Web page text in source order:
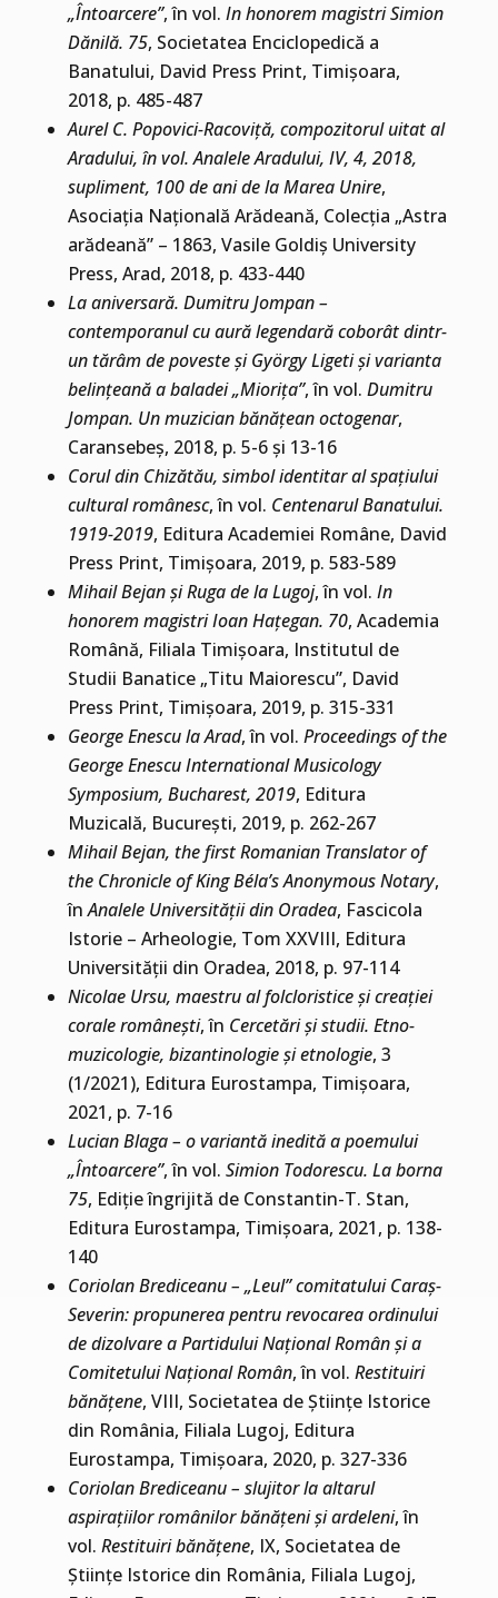
„Întoarcere”, în vol. In honorem magistri Simion
Dănilă. 75, Societatea Enciclopedică a
Banatului, David Press Print, Timișoara,
2018, p. 485-487
Aurel C. Popovici-Racoviță, compozitorul uitat al
Aradului, în vol. Analele Aradului, IV, 4, 2018,
supliment, 100 de ani de la Marea Unire,
Asociația Națională Arădeană, Colecția „Astra
arădeană” – 1863, Vasile Goldiș University
Press, Arad, 2018, p. 433-440
La aniversară. Dumitru Jompan –
contemporanul cu aură legendară coborât dintr-
un tărâm de poveste și György Ligeti și varianta
belințeană a baladei „Miorița”, în vol. Dumitru
Jompan. Un muzician bănățean octogenar,
Caransebeș, 2018, p. 5-6 și 13-16
Corul din Chizătău, simbol identitar al spațiului
cultural românesc, în vol. Centenarul Banatului.
1919-2019, Editura Academiei Române, David
Press Print, Timișoara, 2019, p. 583-589
Mihail Bejan și Ruga de la Lugoj, în vol. In
honorem magistri Ioan Hațegan. 70, Academia
Română, Filiala Timișoara, Institutul de
Studii Banatice „Titu Maiorescu”, David
Press Print, Timișoara, 2019, p. 315-331
George Enescu la Arad, în vol. Proceedings of the
George Enescu International Musicology
Symposium, Bucharest, 2019, Editura
Muzicală, București, 2019, p. 262-267
Mihail Bejan, the first Romanian Translator of
the Chronicle of King Béla’s Anonymous Notary,
înAnalele Universității din Oradea, Fascicola
Istorie – Arheologie, Tom XXVIII, Editura
Universității din Oradea, 2018, p. 97-114
Nicolae Ursu, maestru al folcloristice și creației
corale românești, în Cercetări și studii. Etno-
muzicologie, bizantinologie și etnologie, 3
(1/2021), Editura Eurostampa, Timișoara,
2021, p. 7-16
Lucian Blaga – o variantă inedită a poemului
„Întoarcere”, în vol. Simion Todorescu. La borna
75, Ediție îngrijită de Constantin-T. Stan,
Editura Eurostampa, Timișoara, 2021, p. 138-
140
Coriolan Brediceanu – „Leul” comitatului Caraș-
Severin: propunerea pentru revocarea ordinului
de dizolvare a Partidului Național Român și a
Comitetului Național Român, în vol. Restituiri
bănățene, VIII, Societatea de Științe Istorice
din România, Filiala Lugoj, Editura
Eurostampa, Timișoara, 2020, p. 327-336
Coriolan Brediceanu – slujitor la altarul
aspirațiilor românilor bănățeni și ardeleni, în
vol. Restituiri bănățene, IX, Societatea de
Științe Istorice din România, Filiala Lugoj,